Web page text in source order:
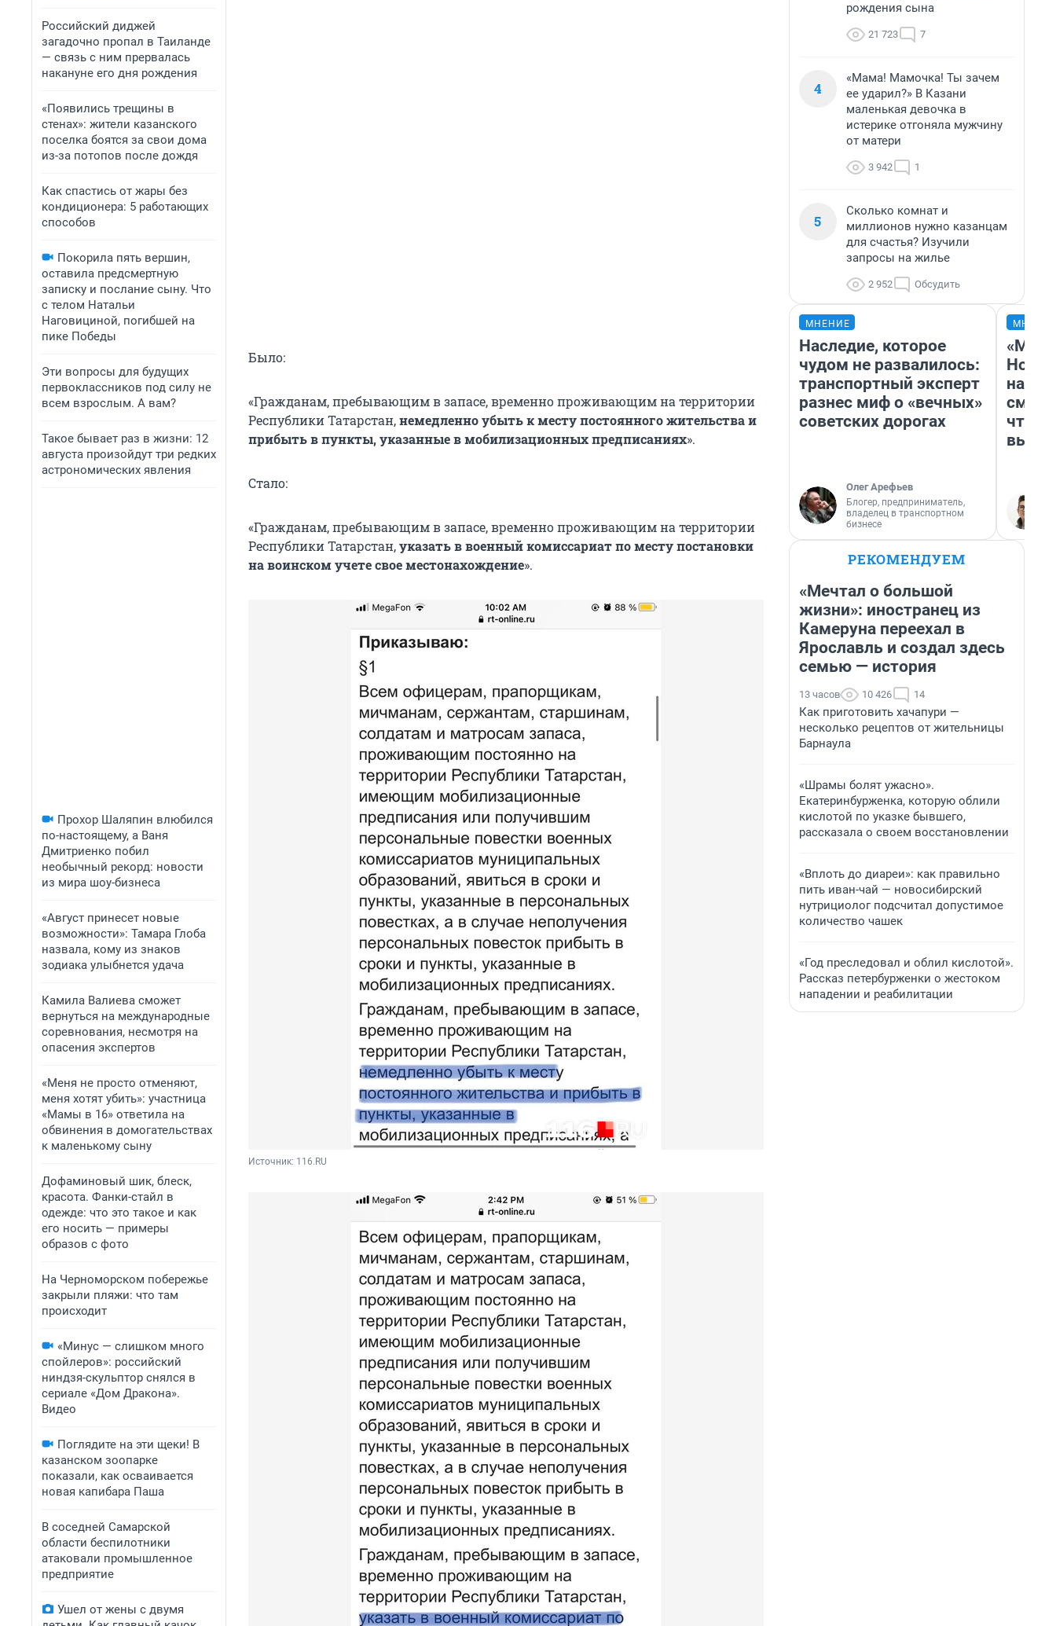
Российский диджей
загадочно пропал в Таиланде
— связь с ним прервалась
накануне его дня рождения
«Появились трещины в
стенах»: жители казанского
поселка боятся за свои дома
из-за потопов после дождя
Как спастись от жары без
кондиционера: 5 работающих
способов
Покорила пять вершин,
оставила предсмертную
записку и послание сыну. Что
с телом Натальи
Наговициной, погибшей на
пике Победы
Эти вопросы для будущих
первоклассников под силу не
всем взрослым. А вам?
Такое бывает раз в жизни: 12
августа произойдут три редких
астрономических явления
Прохор Шаляпин влюбился
по-настоящему, а Ваня
Дмитриенко побил
необычный рекорд: новости
из мира шоу-бизнеса
«Август принесет новые
возможности»: Тамара Глоба
назвала, кому из знаков
зодиака улыбнется удача
Камила Валиева сможет
вернуться на международные
соревнования, несмотря на
опасения экспертов
«Меня не просто отменяют,
меня хотят убить»: участница
«Мамы в 16» ответила на
обвинения в домогательствах
к маленькому сыну
Дофаминовый шик, блеск,
красота. Фанки-стайл в
одежде: что это такое и как
его носить — примеры
образов с фото
На Черноморском побережье
закрыли пляжи: что там
происходит
«Минус — слишком много
спойлеров»: российский
ниндзя-скульптор снялся в
сериале «Дом Дракона».
Видео
Поглядите на эти щеки! В
казанском зоопарке
показали, как осваивается
новая капибара Паша
В соседней Самарской
области беспилотники
атаковали промышленное
предприятие
Ушел от жены с двумя
Было:
«Гражданам, пребывающим в запасе, временно проживающим на территории
Республики Татарстан,немедленно убыть к месту постоянного жительства и
прибыть в пункты, указанные в мобилизационных предписаниях».
Стало:
«Гражданам, пребывающим в запасе, временно проживающим на территории
Республики Татарстан,указать в военный комиссариат по месту постановки
на воинском учете свое местонахождение».
Источник: 116.RU
рождения сына
21 723 7
4
«Мама! Мамочка! Ты зачем
ее ударил?» В Казани
маленькая девочка в
истерике отгоняла мужчину
от матери
3 942 1
5
Сколько комнат и
миллионов нужно казанцам
для счастья? Изучили
запросы на жилье
2 952 Обсудить
МНЕНИЕ
Наследие, которое
чудом не развалилось:
транспортный эксперт
разнес миф о «вечных»
советских дорогах
Олег Арефьев
Блогер, предприниматель,
владелец в транспортном
бизнесе
«Мы
РЕКОМЕНДУЕМ
«Мечтал о большой
жизни»: иностранец из
Камеруна переехал в
Ярославль и создал здесь
семью — история
13 часов 10 426 14
Как приготовить хачапури —
несколько рецептов от жительницы
Барнаула
«Шрамы болят ужасно».
Екатеринбурженка, которую облили
кислотой по указке бывшего,
рассказала о своем восстановлении
«Вплоть до диареи»: как правильно
пить иван-чай — новосибирский
нутрициолог подсчитал допустимое
количество чашек
«Год преследовал и облил кислотой».
Рассказ петербурженки о жестоком
нападении и реабилитации